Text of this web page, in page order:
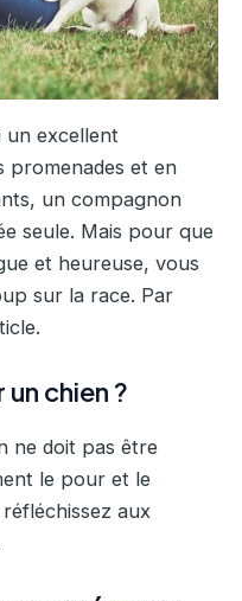
un excellent
promenades et en
un compagnon
seule. Mais pour que
et heureuse, vous
sur la race. Par
chien ?
ne doit pas être
le pour et le
aux